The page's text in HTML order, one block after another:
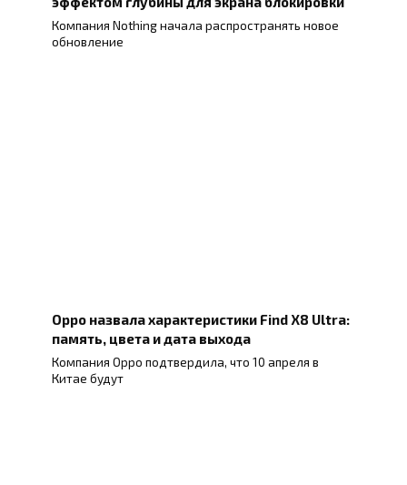
Компания Nothing начала распространять новое
обновление
Oppo назвала характеристики Find X8 Ultra:
память, цвета и дата выхода
Компания Oppo подтвердила, что 10 апреля в
Китае будут